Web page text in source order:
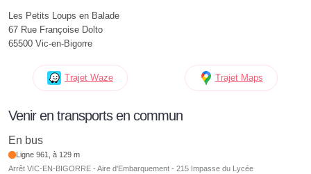
Les Petits Loups en Balade
67 Rue Françoise Dolto
65500 Vic-en-Bigorre
Trajet Waze Trajet Maps
Venir en transports en commun
En bus
Ligne 961, à 129 m
Arrêt VIC-EN-BIGORRE - Aire d'Embarquement - 215 Impasse du Lycée